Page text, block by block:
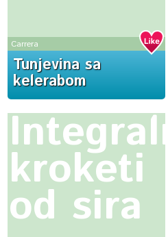
Carrera
Tunjevina sa
kelerabom
Integralni
kroketi
od sira